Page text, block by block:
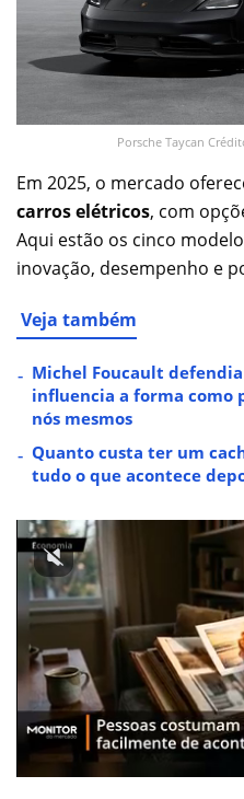
Porsche Taycan
Em 2025, o mercado
carros elétricos, com
Aqui estão os cinco
inovação, desempenho e
Veja também
Michel Foucault
influencia a forma como
nós mesmos
Quanto custa ter um
tudo o que acontece